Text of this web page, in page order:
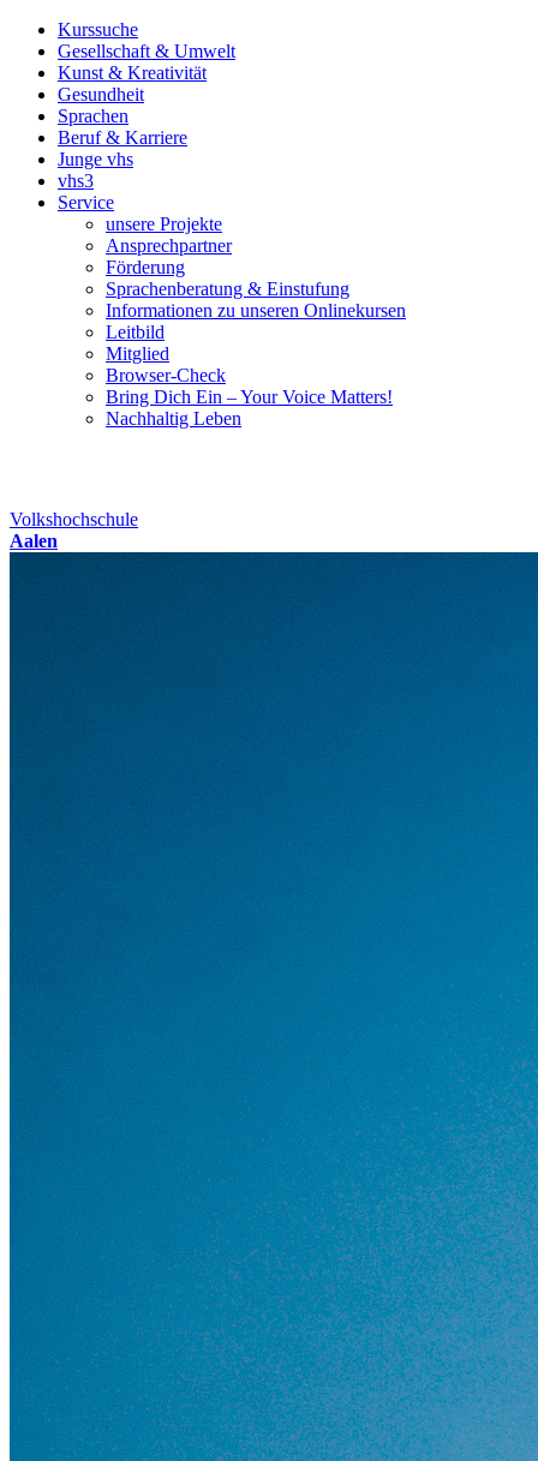
Kurssuche
Gesellschaft & Umwelt
Kunst & Kreativität
Gesundheit
Sprachen
Beruf & Karriere
Junge vhs
vhs3
Service
unsere Projekte
Ansprechpartner
Förderung
Sprachenberatung & Einstufung
Informationen zu unseren Onlinekursen
Leitbild
Mitglied
Browser-Check
Bring Dich Ein – Your Voice Matters!
Nachhaltig Leben
Volkshochschule
Aalen